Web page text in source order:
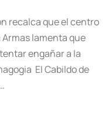
recalca que el centro
lamenta que
engañar a la
El Cabildo de